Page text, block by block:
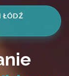
ŁÓDŹ